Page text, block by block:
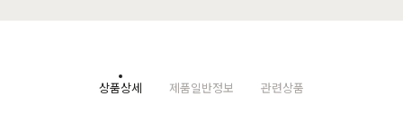
상품상세 제품일반정보 관련상품